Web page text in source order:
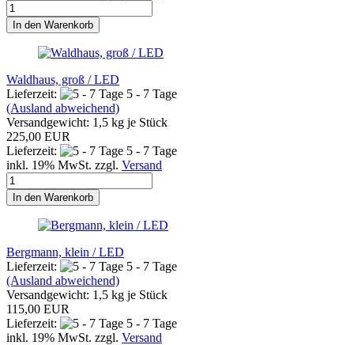
In den Warenkorb
Waldhaus, groß / LED
Lieferzeit:
5 - 7 Tage
(Ausland abweichend)
Versandgewicht: 1,5 kg je Stück
225,00 EUR
Lieferzeit:
5 - 7 Tage
inkl. 19% MwSt. zzgl. Versand
In den Warenkorb
Bergmann, klein / LED
Lieferzeit:
5 - 7 Tage
(Ausland abweichend)
Versandgewicht: 1,5 kg je Stück
115,00 EUR
Lieferzeit:
5 - 7 Tage
inkl. 19% MwSt. zzgl. Versand